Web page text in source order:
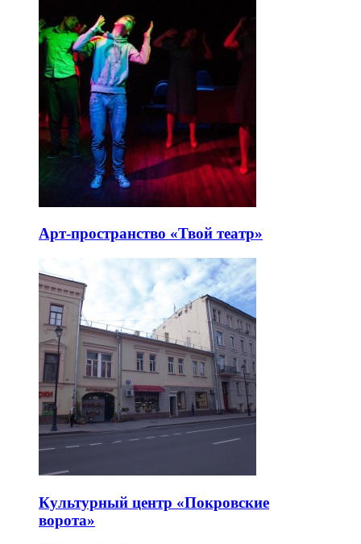
Арт-пространство «Твой театр»
Культурный центр «Покровские
ворота»